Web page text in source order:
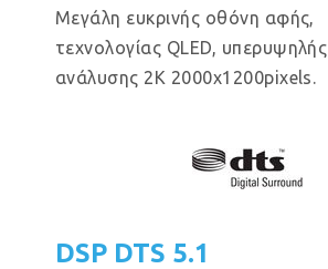
Μεγάλη ευκρινής οθόνη αφής,
τεχνολογίας QLED, υπερυψηλής
ανάλυσης 2Κ 2000x1200pixels.
DSP DTS 5.1